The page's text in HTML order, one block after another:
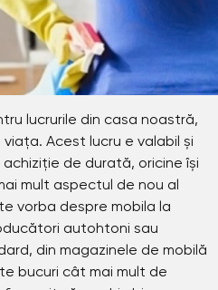
lucrurile din casa noastră,
Acest lucru e valabil și
achiziție de durată, oricine își
mult aspectul de nou al
vorba despre mobila la
autohtoni sau
din magazinele de mobilă
bucuri cât mai mult de